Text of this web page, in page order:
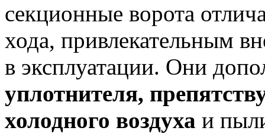
секционные ворота
хода, привлекательным
в эксплуатации. Они
уплотнителя,
холодного воздуха и